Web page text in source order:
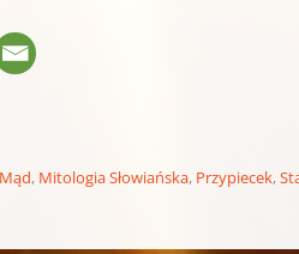
Mąd, Mitologia Słowiańska, Przypiecek,